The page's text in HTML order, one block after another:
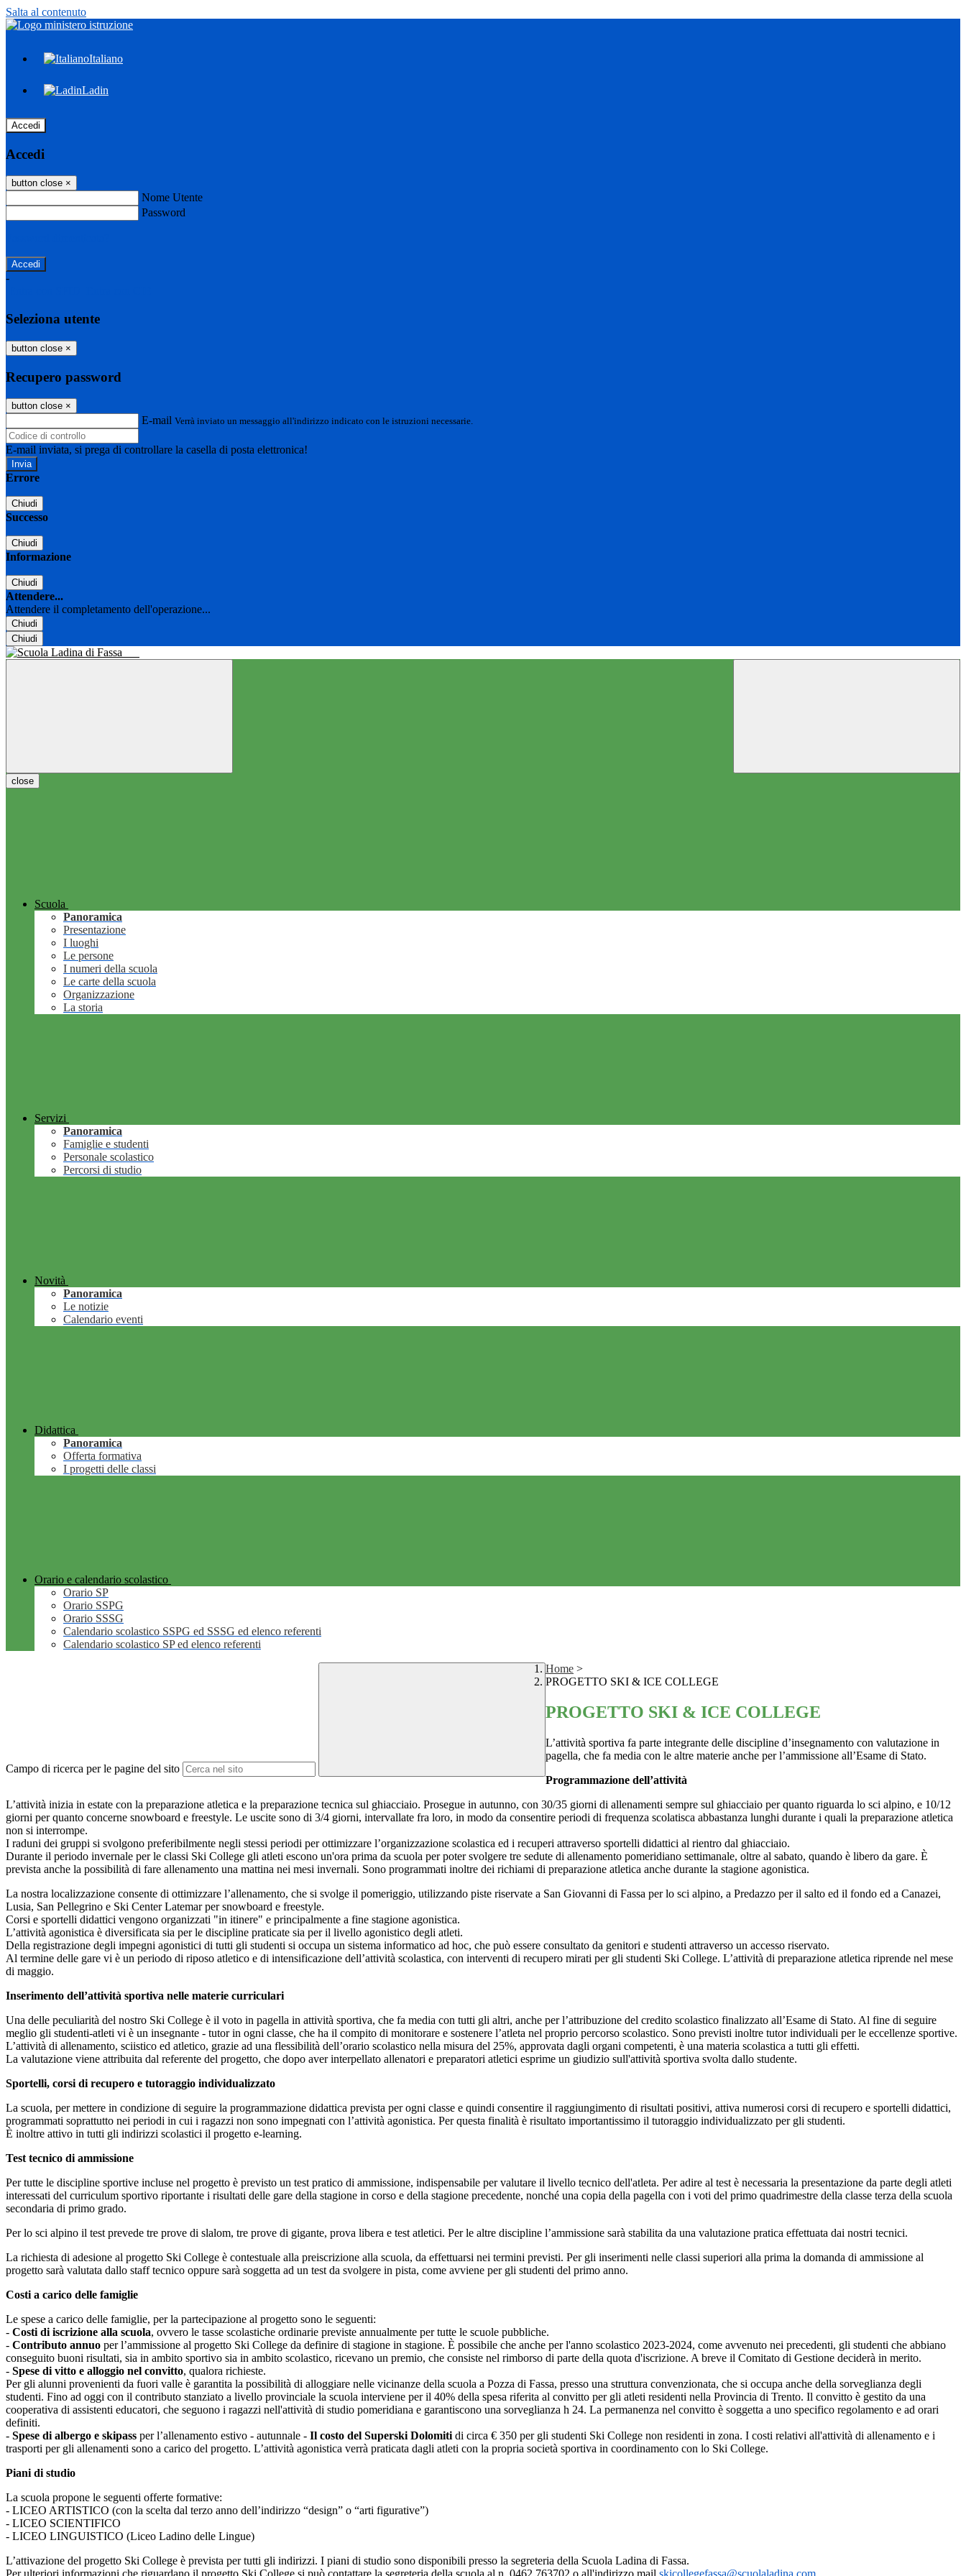
Salta al contenuto
Italiano
Ladin
Accedi
Accedi
button close ×
Nome Utente
Password
-
Seleziona utente
button close ×
Recupero password
button close ×
E-mail Verrà inviato un messaggio all'indirizzo indicato con le istruzioni necessarie.
E-mail inviata, si prega di controllare la casella di posta elettronica!
Errore
Chiudi
Successo
Chiudi
Informazione
Chiudi
Attendere...
Attendere il completamento dell'operazione...
Chiudi
Chiudi
close
Scuola
Panoramica
Presentazione
I luoghi
Le persone
I numeri della scuola
Le carte della scuola
Organizzazione
La storia
Servizi
Panoramica
Famiglie e studenti
Personale scolastico
Percorsi di studio
Novità
Panoramica
Le notizie
Calendario eventi
Didattica
Panoramica
Offerta formativa
I progetti delle classi
Orario e calendario scolastico
Orario SP
Orario SSPG
Orario SSSG
Calendario scolastico SSPG ed SSSG ed elenco referenti
Calendario scolastico SP ed elenco referenti
Campo di ricerca per le pagine del sito
Home >
PROGETTO SKI & ICE COLLEGE
PROGETTO SKI & ICE COLLEGE
L’attività sportiva fa parte integrante delle discipline d’insegnamento con valutazione in
pagella, che fa media con le altre materie anche per l’ammissione all’Esame di Stato.
Programmazione dell’attività
L’attività inizia in estate con la preparazione atletica e la preparazione tecnica sul ghiacciaio. Prosegue in autunno, con 30/35 giorni di allenamenti sempre sul ghiacciaio per quanto riguarda lo sci alpino, e 10/12
giorni per quanto concerne snowboard e freestyle. Le uscite sono di 3/4 giorni, intervallate fra loro, in modo da consentire periodi di frequenza scolatisca abbastanza lunghi durante i quali la preparazione atletica
non si interrompe.
I raduni dei gruppi si svolgono preferibilmente negli stessi periodi per ottimizzare l’organizzazione scolastica ed i recuperi attraverso sportelli didattici al rientro dal ghiacciaio.
Durante il periodo invernale per le classi Ski College gli atleti escono un'ora prima da scuola per poter svolgere tre sedute di allenamento pomeridiano settimanale, oltre al sabato, quando è libero da gare. È
prevista anche la possibilità di fare allenamento una mattina nei mesi invernali. Sono programmati inoltre dei richiami di preparazione atletica anche durante la stagione agonistica.
La nostra localizzazione consente di ottimizzare l’allenamento, che si svolge il pomeriggio, utilizzando piste riservate a San Giovanni di Fassa per lo sci alpino, a Predazzo per il salto ed il fondo ed a Canazei,
Lusia, San Pellegrino e Ski Center Latemar per snowboard e freestyle.
Corsi e sportelli didattici vengono organizzati "in itinere" e principalmente a fine stagione agonistica.
L’attività agonistica è diversificata sia per le discipline praticate sia per il livello agonistico degli atleti.
Della registrazione degli impegni agonistici di tutti gli studenti si occupa un sistema informatico ad hoc, che può essere consultato da genitori e studenti attraverso un accesso riservato.
Al termine delle gare vi è un periodo di riposo atletico e di intensificazione dell’attività scolastica, con interventi di recupero mirati per gli studenti Ski College. L’attività di preparazione atletica riprende nel mese
di maggio.
Inserimento dell’attività sportiva nelle materie curriculari
Una delle peculiarità del nostro Ski College è il voto in pagella in attività sportiva, che fa media con tutti gli altri, anche per l’attribuzione del credito scolastico finalizzato all’Esame di Stato. Al fine di seguire
meglio gli studenti-atleti vi è un insegnante - tutor in ogni classe, che ha il compito di monitorare e sostenere l’atleta nel proprio percorso scolastico. Sono previsti inoltre tutor individuali per le eccellenze sportive.
L’attività di allenamento, sciistico ed atletico, grazie ad una flessibilità dell’orario scolastico nella misura del 25%, approvata dagli organi competenti, è una materia scolastica a tutti gli effetti.
La valutazione viene attribuita dal referente del progetto, che dopo aver interpellato allenatori e preparatori atletici esprime un giudizio sull'attività sportiva svolta dallo studente.
Sportelli, corsi di recupero e tutoraggio individualizzato
La scuola, per mettere in condizione di seguire la programmazione didattica prevista per ogni classe e quindi consentire il raggiungimento di risultati positivi, attiva numerosi corsi di recupero e sportelli didattici,
programmati soprattutto nei periodi in cui i ragazzi non sono impegnati con l’attività agonistica. Per questa finalità è risultato importantissimo il tutoraggio individualizzato per gli studenti.
È inoltre attivo in tutti gli indirizzi scolastici il progetto e-learning.
Test tecnico di ammissione
Per tutte le discipline sportive incluse nel progetto è previsto un test pratico di ammissione, indispensabile per valutare il livello tecnico dell'atleta. Per adire al test è necessaria la presentazione da parte degli atleti
interessati del curriculum sportivo riportante i risultati delle gare della stagione in corso e della stagione precedente, nonché una copia della pagella con i voti del primo quadrimestre della classe terza della scuola
secondaria di primo grado.
Per lo sci alpino il test prevede tre prove di slalom, tre prove di gigante, prova libera e test atletici. Per le altre discipline l’ammissione sarà stabilita da una valutazione pratica effettuata dai nostri tecnici.
La richiesta di adesione al progetto Ski College è contestuale alla preiscrizione alla scuola, da effettuarsi nei termini previsti. Per gli inserimenti nelle classi superiori alla prima la domanda di ammissione al
progetto sarà valutata dallo staff tecnico oppure sarà soggetta ad un test da svolgere in pista, come avviene per gli studenti del primo anno.
Costi a carico delle famiglie
Le spese a carico delle famiglie, per la partecipazione al progetto sono le seguenti:
- Costi di iscrizione alla scuola, ovvero le tasse scolastiche ordinarie previste annualmente per tutte le scuole pubbliche.
- Contributo annuo per l’ammissione al progetto Ski College da definire di stagione in stagione. È possibile che anche per l'anno scolastico 2023-2024, come avvenuto nei precedenti, gli studenti che abbiano
conseguito buoni risultati, sia in ambito sportivo sia in ambito scolastico, ricevano un premio, che consiste nel rimborso di parte della quota d'iscrizione. A breve il Comitato di Gestione deciderà in merito.
- Spese di vitto e alloggio nel convitto, qualora richieste.
Per gli alunni provenienti da fuori valle è garantita la possibilità di alloggiare nelle vicinanze della scuola a Pozza di Fassa, presso una struttura convenzionata, che si occupa anche della sorveglianza degli
studenti. Fino ad oggi con il contributo stanziato a livello provinciale la scuola interviene per il 40% della spesa riferita al convitto per gli atleti residenti nella Provincia di Trento. Il convitto è gestito da una
cooperativa di assistenti educatori, che seguono i ragazzi nell'attività di studio pomeridiana e garantiscono una sorveglianza h 24. La permanenza nel convitto è soggetta a uno specifico regolamento e ad orari
definiti.
- Spese di albergo e skipass per l’allenamento estivo - autunnale - Il costo del Superski Dolomiti di circa € 350 per gli studenti Ski College non residenti in zona. I costi relativi all'attività di allenamento e i
trasporti per gli allenamenti sono a carico del progetto. L’attività agonistica verrà praticata dagli atleti con la propria società sportiva in coordinamento con lo Ski College.
Piani di studio
La scuola propone le seguenti offerte formative:
- LICEO ARTISTICO (con la scelta dal terzo anno dell’indirizzo “design” o “arti figurative”)
- LICEO SCIENTIFICO
- LICEO LINGUISTICO (Liceo Ladino delle Lingue)
L’attivazione del progetto Ski College è prevista per tutti gli indirizzi. I piani di studio sono disponibili presso la segreteria della Scuola Ladina di Fassa.